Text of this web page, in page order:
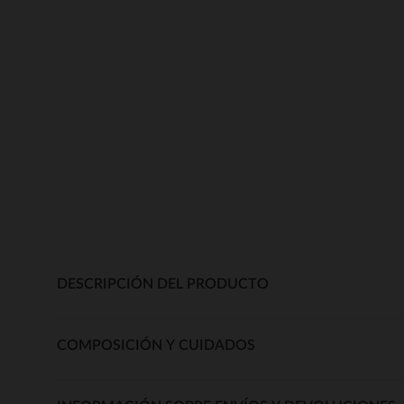
DESCRIPCIÓN DEL PRODUCTO
COMPOSICIÓN Y CUIDADOS